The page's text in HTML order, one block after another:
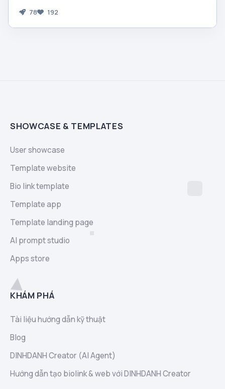
78 192
SHOWCASE & TEMPLATES
User showcase
Template website
Bio link template
Template app
Template landing page
AI prompt studio
Apps store
KHÁM PHÁ
Tài liệu hướng dẫn kỹ thuật
Blog
DINHDANH Creator (AI Agent)
Hướng dẫn tạo biolink & web với DINHDANH Creator